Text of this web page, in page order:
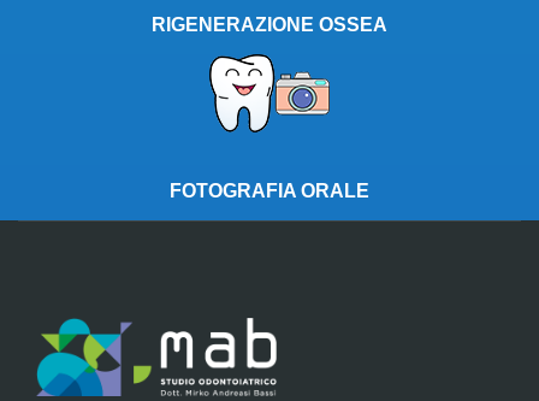
RIGENERAZIONE OSSEA
FOTOGRAFIA ORALE